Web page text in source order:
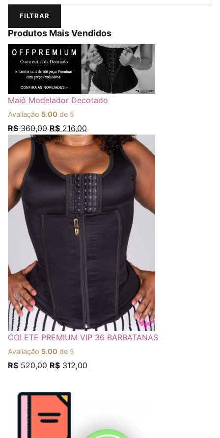
FILTRAR
Produtos Mais Vendidos
Maiô Modelador Decotado
Avaliação 5.00 de 5
R$360,00 R$ 216,00
COLETE PREMIUM VIP 36 BARBATANAS
Avaliação 5.00 de 5
R$520,00 R$ 312,00